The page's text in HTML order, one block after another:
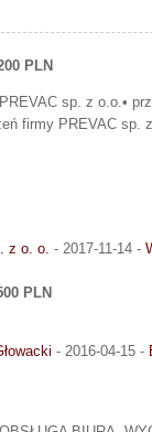
PLN
sp. z o.o.•
firmy PREVAC sp.
z o. o. - 2017-11-14 -
PLN
- 2016-04-15 -